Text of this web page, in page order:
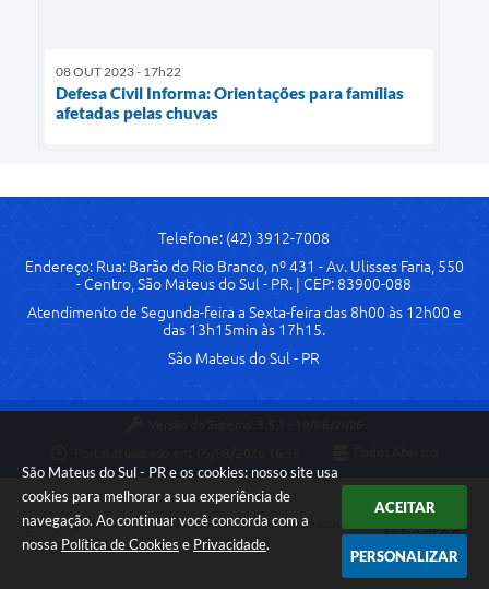
São Mateus do Sul - PR e os cookies: nosso site usa
cookies para melhorar a sua experiência de
navegação. Ao continuar você concorda com a
nossa Política de Cookies e Privacidade.
ACEITAR
PERSONALIZAR
08 OUT 2023 - 17h22
Defesa Civil Informa: Orientações para famílias
afetadas pelas chuvas
Telefone: (42) 3912-7008
Endereço: Rua: Barão do Rio Branco, nº 431 - Av. Ulisses Faria, 550
- Centro, São Mateus do Sul - PR. | CEP: 83900-088
Atendimento de Segunda-feira a Sexta-feira das 8h00 às 12h00 e
das 13h15min às 17h15.
São Mateus do Sul - PR
Copyright Instar - 2006-2026. Todos os direitos reservados -
Instar Tecnologia